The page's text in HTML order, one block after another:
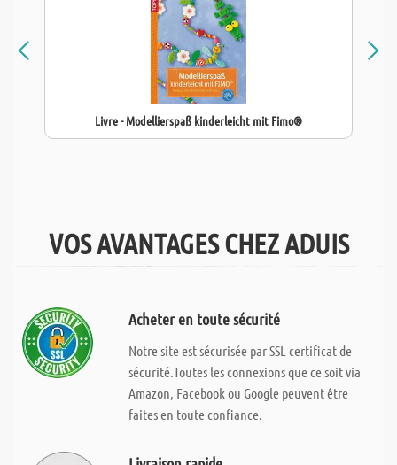
Livre - Modellierspaß kinderleicht mit Fimo®
VOS AVANTAGES CHEZ ADUIS
Acheter en toute sécurité
Notre site est sécurisée par SSL certificat de
sécurité.Toutes les connexions que ce soit via
Amazon, Facebook ou Google peuvent être
faites en toute confiance.